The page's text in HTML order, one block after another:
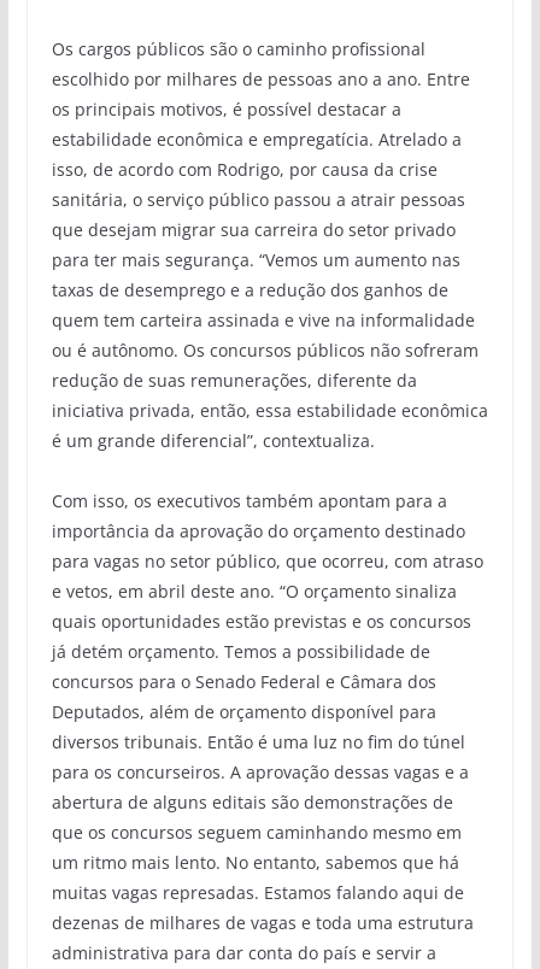
Os cargos públicos são o caminho profissional
escolhido por milhares de pessoas ano a ano. Entre
os principais motivos, é possível destacar a
estabilidade econômica e empregatícia. Atrelado a
isso, de acordo com Rodrigo, por causa da crise
sanitária, o serviço público passou a atrair pessoas
que desejam migrar sua carreira do setor privado
para ter mais segurança. “Vemos um aumento nas
taxas de desemprego e a redução dos ganhos de
quem tem carteira assinada e vive na informalidade
ou é autônomo. Os concursos públicos não sofreram
redução de suas remunerações, diferente da
iniciativa privada, então, essa estabilidade econômica
é um grande diferencial”, contextualiza.
Com isso, os executivos também apontam para a
importância da aprovação do orçamento destinado
para vagas no setor público, que ocorreu, com atraso
e vetos, em abril deste ano. “O orçamento sinaliza
quais oportunidades estão previstas e os concursos
já detém orçamento. Temos a possibilidade de
concursos para o Senado Federal e Câmara dos
Deputados, além de orçamento disponível para
diversos tribunais. Então é uma luz no fim do túnel
para os concurseiros. A aprovação dessas vagas e a
abertura de alguns editais são demonstrações de
que os concursos seguem caminhando mesmo em
um ritmo mais lento. No entanto, sabemos que há
muitas vagas represadas. Estamos falando aqui de
dezenas de milhares de vagas e toda uma estrutura
administrativa para dar conta do país e servir a